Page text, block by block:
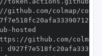
//github.com/colmap/
-
:
: